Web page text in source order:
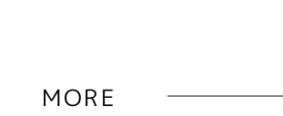
MORE